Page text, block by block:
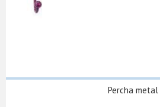
Percha metal